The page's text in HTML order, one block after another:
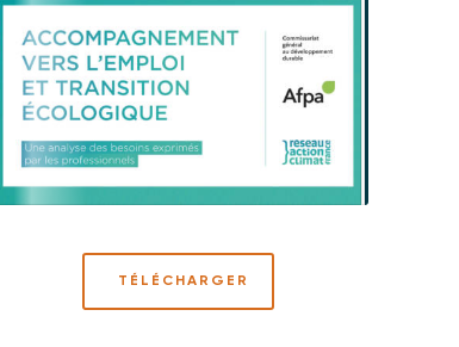
TÉLÉCHARGER